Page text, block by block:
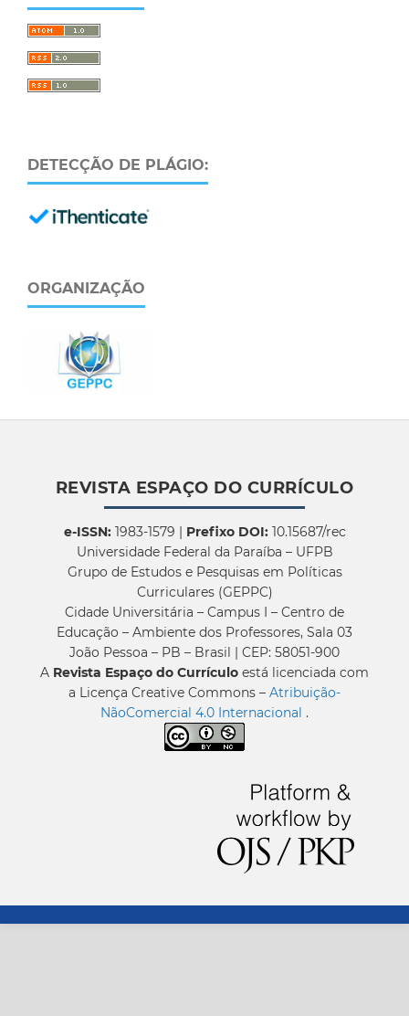
DETECÇÃO DE PLÁGIO:
ORGANIZAÇÃO
REVISTA ESPAÇO DO CURRÍCULO
e-ISSN:1983-1579 | Prefixo DOI:10.15687/rec
Universidade Federal da Paraíba – UFPB
Grupo de Estudos e Pesquisas em Políticas
Curriculares (GEPPC)
Cidade Universitária – Campus I – Centro de
Educação – Ambiente dos Professores, Sala 03
João Pessoa – PB – Brasil | CEP: 58051-900
A Revista Espaço do Currículo está licenciada com
a Licença Creative Commons – Atribuição-
NãoComercial 4.0 Internacional .